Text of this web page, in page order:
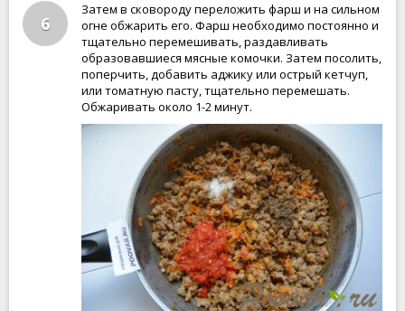
6
Затем в сковороду переложить фарш и на сильном
огне обжарить его. Фарш необходимо постоянно и
тщательно перемешивать, раздавливать
образовавшиеся мясные комочки. Затем посолить,
поперчить, добавить аджику или острый кетчуп,
или томатную пасту, тщательно перемешать.
Обжаривать около 1-2 минут.